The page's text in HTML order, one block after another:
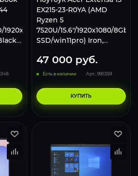
1920x1080/8Gb/256Gb
EX215-23-R0YA (AMD
Ryzen 5
7520U/15.6"/1920x1080/8Gb/
SSD/win11pro) Iron,
47 000руб.
Есть в наличии Арт.: 995359
КУПИТЬ